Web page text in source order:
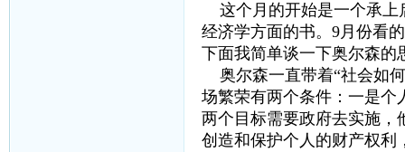
这个月的开始是一个承
经济学方面的书。9月份看
下面我简单谈一下奥尔森的
奥尔森一直带着“社会如
场繁荣有两个条件：一是个
两个目标需要政府去实施，
创造和保护个人的财产权利